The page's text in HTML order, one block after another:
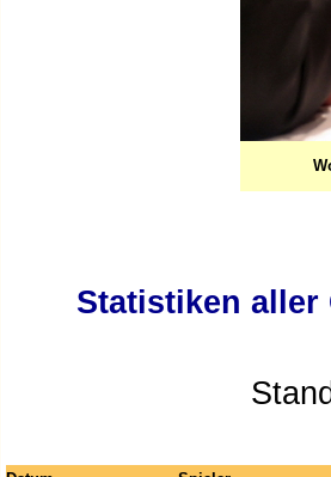
Statistiken aller